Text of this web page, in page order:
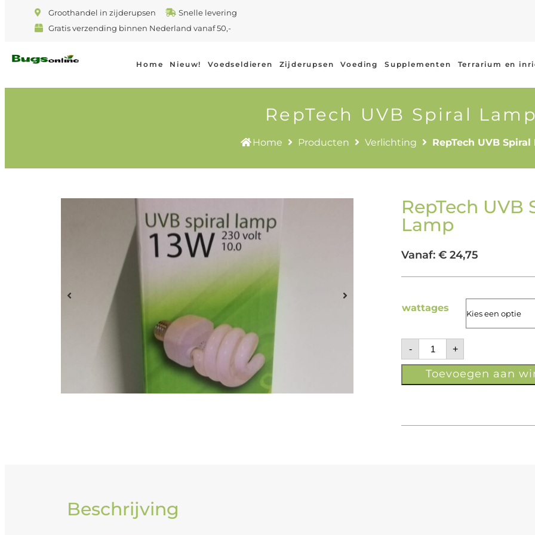
Groothandel in zijderupsen
Snelle levering
Gratis verzending binnen Nederland vanaf 50,-
Home Nieuw! Voedseldieren Zijderupsen Voeding Supplementen Terrarium en
RepTech UVB Spiral Lamp
Home Producten Verlichting RepTech UVB Spiral
RepTech UVB
Lamp
Vanaf: € 24,75
wattages
- +
Toevoegen aan
Beschrijving